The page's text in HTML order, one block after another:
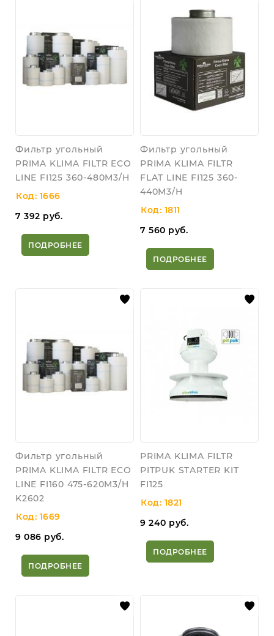
Фильтр угольный
PRIMA KLIMA FILTR ECO
LINE FI125 360-480M3/H
Код: 1666
7 392 руб.
ПОДРОБНЕЕ
Фильтр угольный
PRIMA KLIMA FILTR
FLAT LINE FI125 360-
440M3/H
Код: 1811
7 560 руб.
ПОДРОБНЕЕ
Фильтр угольный
PRIMA KLIMA FILTR ECO
LINE FI160 475-620M3/H
K2602
Код: 1669
9 086 руб.
ПОДРОБНЕЕ
PRIMA KLIMA FILTR
PITPUK STARTER KIT
FI125
Код: 1821
9 240 руб.
ПОДРОБНЕЕ